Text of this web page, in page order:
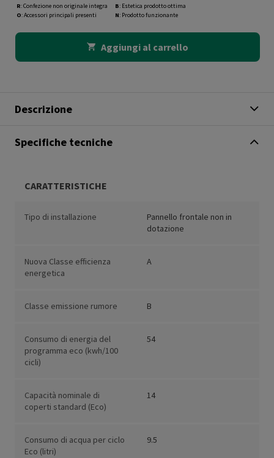
R: Confezione non originale integra
O: Accessori principali presenti
B: Estetica prodotto ottima
N: Prodotto funzionante
Aggiungi al carrello
Descrizione
Specifiche tecniche
CARATTERISTICHE
Tipo di installazione
Pannello frontale non in
dotazione
Nuova Classe efficienza
energetica
A
Classe emissione rumore B
Consumo di energia del
programma eco (kwh/100
cicli)
54
Capacità nominale di
coperti standard (Eco)
14
Consumo di acqua per ciclo
Eco (litri)
9.5